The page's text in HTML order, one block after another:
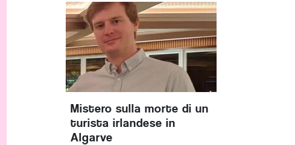
Mistero sulla morte di un
turista irlandese in
Algarve